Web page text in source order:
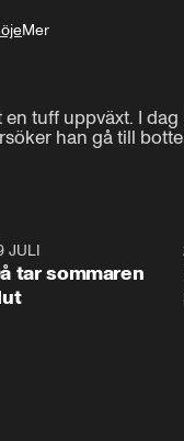
Mer
tuff uppväxt. I
han gå till
JULI
tar sommaren